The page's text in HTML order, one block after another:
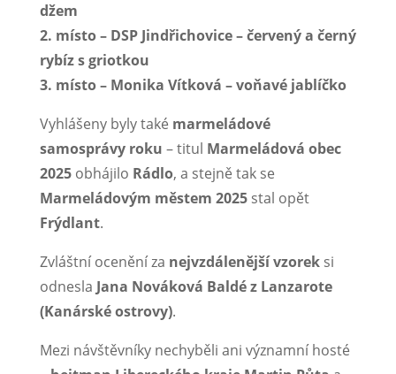
džem
2. místo – DSP Jindřichovice – červený a černý
rybíz s griotkou
3. místo– Monika Vítková – voňavé jablíčko
Vyhlášeny byly také marmeládové
samosprávy roku – titul Marmeládová obec
2025obhájilo Rádlo, a stejně tak se
Marmeládovým městem 2025stal opět
Frýdlant.
Zvláštní ocenění za nejvzdálenější vzoreksi
odnesla Jana Nováková Baldé z Lanzarote
(Kanárské ostrovy).
Mezi návštěvníky nechyběli ani významní hosté